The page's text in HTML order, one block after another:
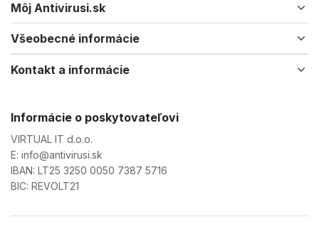
Môj Antivirusi.sk
Všeobecné informácie
Kontakt a informácie
Informácie o poskytovateľovi
VIRTUAL IT d.o.o.
E: info@antivirusi.sk
IBAN: LT25 3250 0050 7387 5716
BIC: REVOLT21